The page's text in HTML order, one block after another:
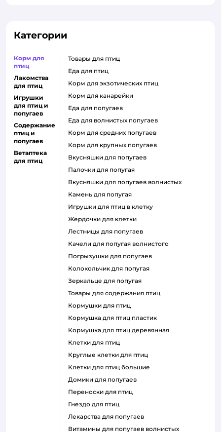
Категории
Корм для
птиц
Лакомства
для птиц
Игрушки
для птиц и
попугаев
Содержание
птиц и
попугаев
Ветаптека
для птиц
товары для птиц
еда для птиц
корм для экзотических птиц
корм для канарейки
еда для попугаев
еда для волнистых попугаев
корм для средних попугаев
корм для крупных попугаев
вкусняшки для попугаев
палочки для попугая
вкусняшки для попугаев волнистых
камень для попугая
игрушки для птиц в клетку
жердочки для клетки
лестницы для попугаев
качели для попугая волнистого
погрызушки для попугаев
колокольчик для попугая
зеркальце для попугая
товары для содержания птиц
кормушки для птиц
кормушка для птиц пластик
кормушка для птиц деревянная
клетки для птиц
круглые клетки для птиц
клетки для птиц большие
домики для попугаев
переноски для птиц
гнездо для птиц
лекарства для попугаев
витамины для попугаев волнистых